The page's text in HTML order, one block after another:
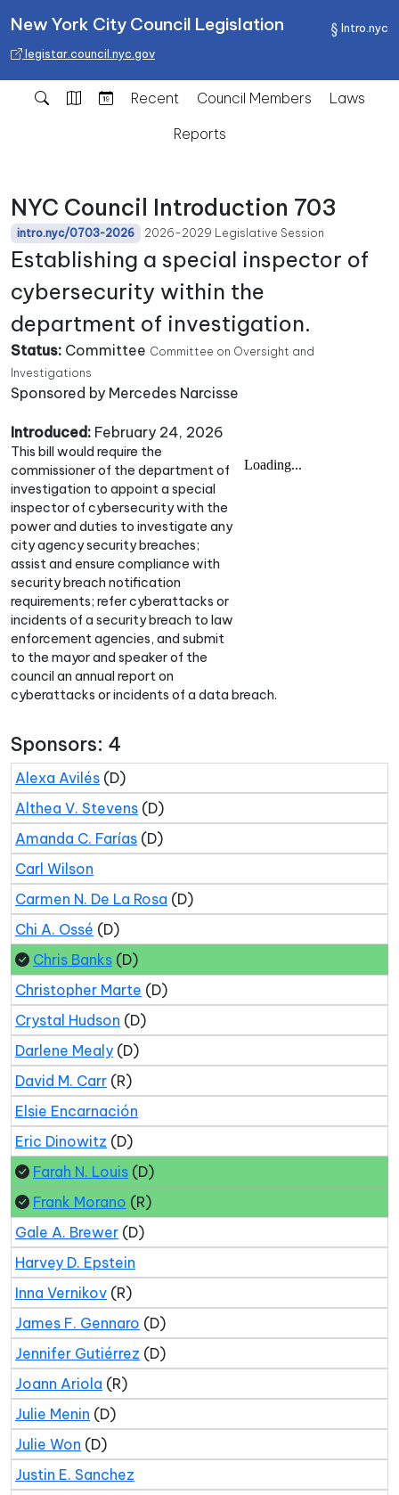
Intro.nyc
New York City Council Legislation
legistar.council.nyc.gov
Recent Council Members
Laws
Reports
NYC Council Introduction 703
intro.nyc/0703-2026 2026-2029 Legislative Session
Establishing a special inspector of
cybersecurity within the
department of investigation.
Status: Committee Committee on Oversight and
Investigations
Sponsored by Mercedes Narcisse
Introduced: February 24, 2026
This bill would require the
commissioner of the department of
investigation to appoint a special
inspector of cybersecurity with the
power and duties to investigate any
city agency security breaches;
assist and ensure compliance with
security breach notification
requirements; refer cyberattacks or
incidents of a security breach to law
enforcement agencies, and submit
to the mayor and speaker of the
council an annual report on
cyberattacks or incidents of a data breach.
Sponsors: 4
Alexa Avilés (D)
Althea V. Stevens (D)
Amanda C. Farías (D)
Carl Wilson
Carmen N. De La Rosa (D)
Chi A. Ossé (D)
Chris Banks (D)
Christopher Marte (D)
Crystal Hudson (D)
Darlene Mealy (D)
David M. Carr (R)
Elsie Encarnación
Eric Dinowitz (D)
Farah N. Louis (D)
Frank Morano (R)
Gale A. Brewer (D)
Harvey D. Epstein
Inna Vernikov (R)
James F. Gennaro (D)
Jennifer Gutiérrez (D)
Joann Ariola (R)
Julie Menin (D)
Julie Won (D)
Justin E. Sanchez